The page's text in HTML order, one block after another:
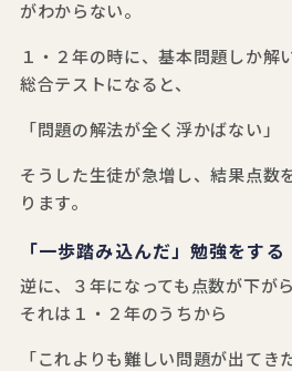
がわからない。
１・２年の時に、基本問題しか解
総合テストになると、
「問題の解法が全く浮かばない」
そうした生徒が急増し、結果点数
ります。
「一歩踏み込んだ」勉強をする
逆に、３年になっても点数が下が
それは１・２年のうちから
「これよりも難しい問題が出てき